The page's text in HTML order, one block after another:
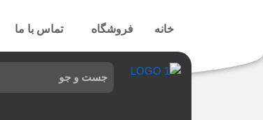
خانه فروشگاه تماس با ما